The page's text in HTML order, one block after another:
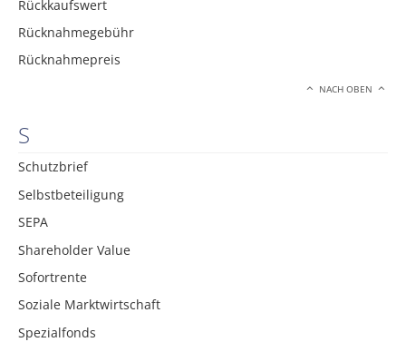
Rückkaufswert
Rücknahmegebühr
Rücknahmepreis
NACH OBEN
S
Schutzbrief
Selbstbeteiligung
SEPA
Shareholder Value
Sofortrente
Soziale Marktwirtschaft
Spezialfonds